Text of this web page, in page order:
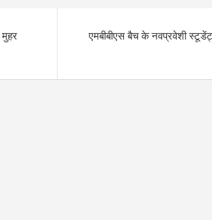
एमबीबीएस बैच के नवप्रवेशी